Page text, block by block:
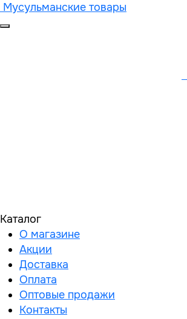
Мусульманские товары
Каталог
О магазине
Акции
Доставка
Оплата
Оптовые продажи
Контакты